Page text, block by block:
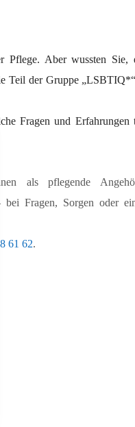
Pflege. Aber wussten Sie,
Teil der Gruppe
Fragen und Erfahrungen
als pflegende
Fragen, Sorgen oder
61 62.